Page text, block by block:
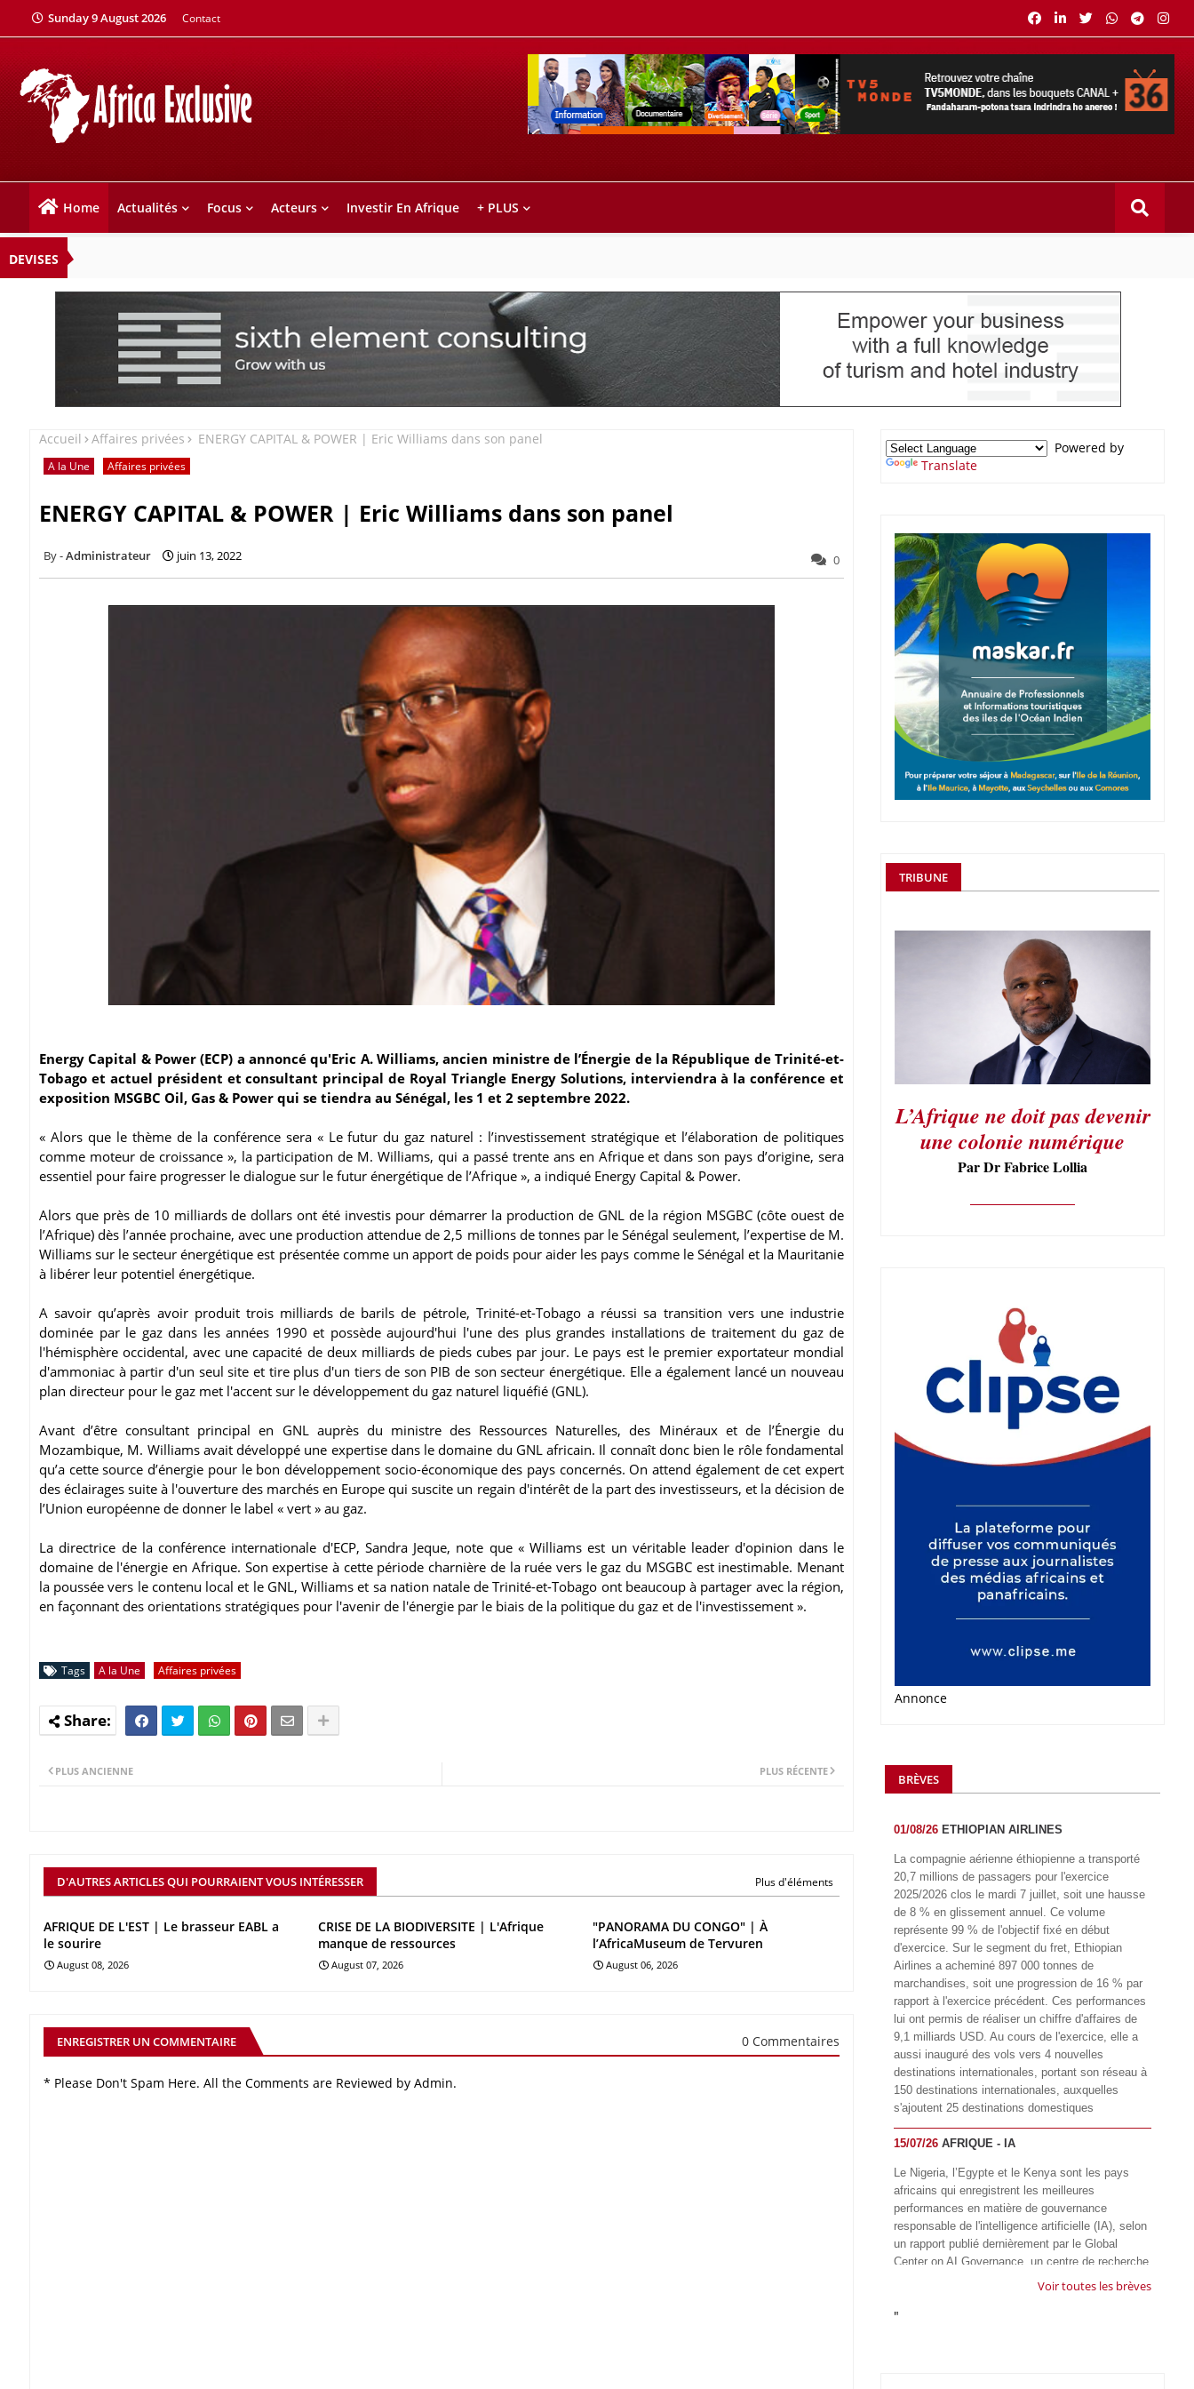
Sunday 9 August 2026 Contact
Home Actualités Focus Acteurs Investir En Afrique + PLUS
DEVISES
Accueil Affaires privées ENERGY CAPITAL & POWER | Eric Williams dans son panel
A la Une Affaires privées
ENERGY CAPITAL & POWER | Eric Williams dans son panel
Administrateur juin 13, 2022 0
Energy Capital & Power (ECP) a annoncé qu'Eric A. Williams, ancien ministre de l’Énergie de la République de Trinité-et-
Tobago et actuel président et consultant principal de Royal Triangle Energy Solutions, interviendra à la conférence et
exposition MSGBC Oil, Gas & Power qui se tiendra au Sénégal, les 1 et 2 septembre 2022.
« Alors que le thème de la conférence sera « Le futur du gaz naturel : l’investissement stratégique et l’élaboration de politiques
comme moteur de croissance », la participation de M. Williams, qui a passé trente ans en Afrique et dans son pays d’origine, sera
essentiel pour faire progresser le dialogue sur le futur énergétique de l’Afrique », a indiqué Energy Capital & Power.
Alors que près de 10 milliards de dollars ont été investis pour démarrer la production de GNL de la région MSGBC (côte ouest de
l’Afrique) dès l’année prochaine, avec une production attendue de 2,5 millions de tonnes par le Sénégal seulement, l’expertise de M.
Williams sur le secteur énergétique est présentée comme un apport de poids pour aider les pays comme le Sénégal et la Mauritanie
à libérer leur potentiel énergétique.
A savoir qu’après avoir produit trois milliards de barils de pétrole, Trinité-et-Tobago a réussi sa transition vers une industrie
dominée par le gaz dans les années 1990 et possède aujourd'hui l'une des plus grandes installations de traitement du gaz de
l'hémisphère occidental, avec une capacité de deux milliards de pieds cubes par jour. Le pays est le premier exportateur mondial
d'ammoniac à partir d'un seul site et tire plus d'un tiers de son PIB de son secteur énergétique. Elle a également lancé un nouveau
plan directeur pour le gaz met l'accent sur le développement du gaz naturel liquéfié (GNL).
Avant d’être consultant principal en GNL auprès du ministre des Ressources Naturelles, des Minéraux et de l’Énergie du
Mozambique, M. Williams avait développé une expertise dans le domaine du GNL africain. Il connaît donc bien le rôle fondamental
qu’a cette source d’énergie pour le bon développement socio-économique des pays concernés. On attend également de cet expert
des éclairages suite à l'ouverture des marchés en Europe qui suscite un regain d'intérêt de la part des investisseurs, et la décision de
l’Union européenne de donner le label « vert » au gaz.
La directrice de la conférence internationale d'ECP, Sandra Jeque, note que « Williams est un véritable leader d'opinion dans le
domaine de l'énergie en Afrique. Son expertise à cette période charnière de la ruée vers le gaz du MSGBC est inestimable. Menant
la poussée vers le contenu local et le GNL, Williams et sa nation natale de Trinité-et-Tobago ont beaucoup à partager avec la région,
en façonnant des orientations stratégiques pour l'avenir de l'énergie par le biais de la politique du gaz et de l'investissement ».
Tags A la Une Affaires privées
PLUS RÉCENTE
PLUS ANCIENNE
D'AUTRES ARTICLES QUI POURRAIENT VOUS INTÉRESSER Plus d'éléments
AFRIQUE DE L'EST | Le brasseur EABL a
le sourire
August 08, 2026
CRISE DE LA BIODIVERSITE | L'Afrique
manque de ressources
August 07, 2026
"PANORAMA DU CONGO" | À
l’AfricaMuseum de Tervuren
August 06, 2026
ENREGISTRER UN COMMENTAIRE 0 Commentaires
* Please Don't Spam Here. All the Comments are Reviewed by Admin.
Powered by
Translate
TRIBUNE
L’Afrique ne doit pas devenir
une colonie numérique
Par Dr Fabrice Lollia
Annonce
BRÈVES
01/08/26 ETHIOPIAN AIRLINES
La compagnie aérienne éthiopienne a transporté
20,7 millions de passagers pour l'exercice
2025/2026 clos le mardi 7 juillet, soit une hausse
de 8 % en glissement annuel. Ce volume
représente 99 % de l'objectif fixé en début
d'exercice. Sur le segment du fret, Ethiopian
Airlines a acheminé 897 000 tonnes de
marchandises, soit une progression de 16 % par
rapport à l'exercice précédent. Ces performances
lui ont permis de réaliser un chiffre d'affaires de
9,1 milliards USD. Au cours de l'exercice, elle a
aussi inauguré des vols vers 4 nouvelles
destinations internationales, portant son réseau à
150 destinations internationales, auxquelles
s'ajoutent 25 destinations domestiques
15/07/26 AFRIQUE - IA
Le Nigeria, l’Egypte et le Kenya sont les pays
africains qui enregistrent les meilleures
performances en matière de gouvernance
responsable de l'intelligence artificielle (IA), selon
un rapport publié dernièrement par le Global
Center on AI Governance, un centre de recherche
basé en Afrique du Sud, qui œuvre à promouvoir
à l'échelle mondiale. Alors que l’IA transforme
Voir toutes les brèves
"